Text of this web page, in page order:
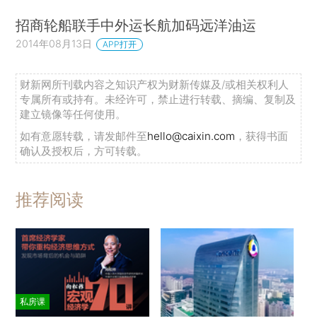
招商轮船联手中外运长航加码远洋油运
2014年08月13日 APP打开
财新网所刊载内容之知识产权为财新传媒及/或相关权利人
专属所有或持有。未经许可，禁止进行转载、摘编、复制及
建立镜像等任何使用。
如有意愿转载，请发邮件至hello@caixin.com ，获得书面
确认及授权后，方可转载。
推荐阅读
私房课